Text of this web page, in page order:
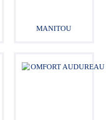
MANITOU